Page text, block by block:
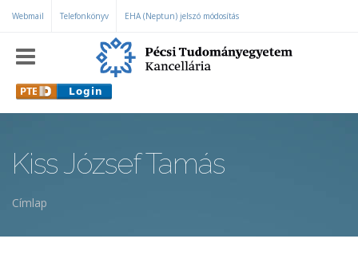
Ugrás a tartalomra
Webmail Telefonkönyv EHA (Neptun) jelszó módosítás
Kiss József Tamás
Címlap